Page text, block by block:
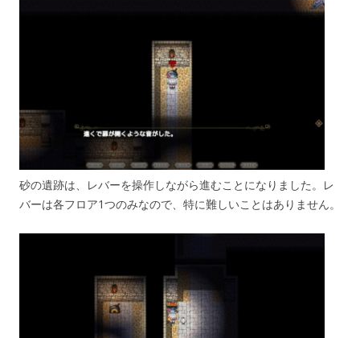
砂の遺跡は、レバーを操作しながら進むことになりました。レ
バーは各フロア1つのみなので、特に難しいことはありません。